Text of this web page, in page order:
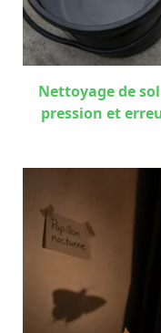
Nettoyage de
pression et